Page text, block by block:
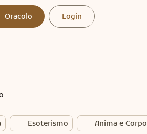
Oracolo Login
Esoterismo Anima e Corpo